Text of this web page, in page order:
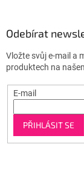
Odebírat
Vložte svůj e-mail a
produktech na
E-mail
PŘIHLÁSIT SE